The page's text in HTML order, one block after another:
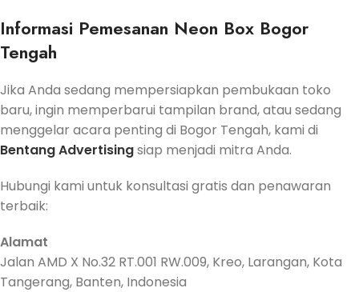
Informasi Pemesanan Neon Box Bogor
Tengah
Jika Anda sedang mempersiapkan pembukaan toko
baru, ingin memperbarui tampilan brand, atau sedang
menggelar acara penting di Bogor Tengah, kami di
Bentang Advertisingsiap menjadi mitra Anda.
Hubungi kami untuk konsultasi gratis dan penawaran
terbaik:
Alamat
Jalan AMD X No.32 RT.001 RW.009, Kreo, Larangan, Kota
Tangerang, Banten, Indonesia